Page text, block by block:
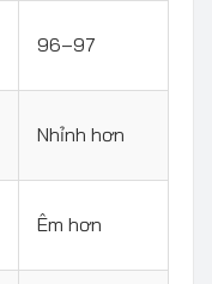
96–97
Nhỉnh hơn
Êm hơn